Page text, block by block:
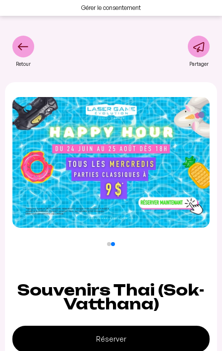
Gérer le consentement
Retour Partager
Souvenirs Thai (Sok-
Vatthana)
Réserver